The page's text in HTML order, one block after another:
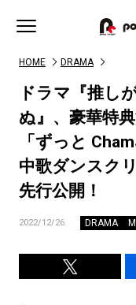
HOME DRAMA
ドラマ『推し
ぬ』、豪華特
「ずっと
中歌ダンスク
先行公開！
2022/12/26 DRAMA